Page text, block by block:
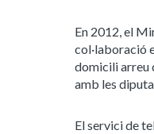
En 2012, el
col·laboració
domicili arreu
amb les
El servici de